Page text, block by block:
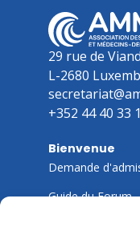
29 rue de
L-2680
+352 44 40 33 1
Bienvenue
Demande
Guide du Forum
Guide des